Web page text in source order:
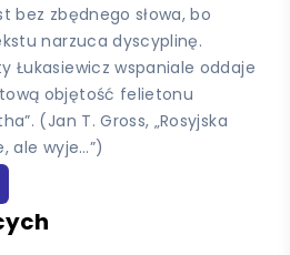
bez zbędnego słowa, bo
narzuca dyscyplinę.
Łukasiewicz wspaniale oddaje
objętość felietonu
(Jan T. Gross, „Rosyjska
ale wyje…”)